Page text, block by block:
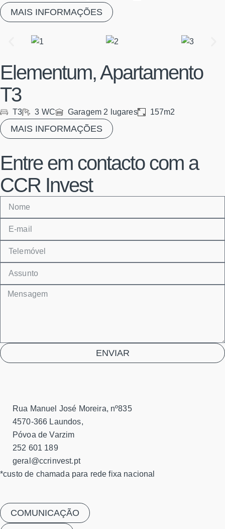
MAIS INFORMAÇÕES
Elementum, Apartamento
T3
T3 3 WC Garagem 2 lugares 157m2
MAIS INFORMAÇÕES
Entre em contacto com a
CCR Invest
ENVIAR
Rua Manuel José Moreira, nº835
4570-366 Laundos,
Póvoa de Varzim
252 601 189
geral@ccrinvest.pt
*custo de chamada para rede fixa nacional
COMUNICAÇÃO